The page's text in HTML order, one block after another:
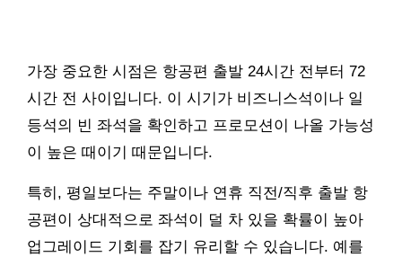
가장 중요한 시점은 항공편 출발 24시간 전부터 72
시간 전 사이입니다. 이 시기가 비즈니스석이나 일
등석의 빈 좌석을 확인하고 프로모션이 나올 가능성
이 높은 때이기 때문입니다.
특히, 평일보다는 주말이나 연휴 직전/직후 출발 항
공편이 상대적으로 좌석이 덜 차 있을 확률이 높아
업그레이드 기회를 잡기 유리할 수 있습니다. 예를